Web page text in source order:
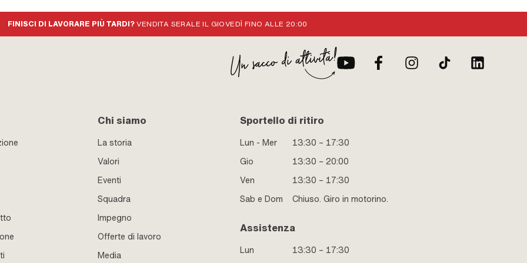
FINISCI DI LAVORARE PIÙ TARDI?VENDITA SERALE IL GIOVEDÌ FINO ALLE 20:00
Chi siamo
La storia
Valori
Eventi
Squadra
Impegno
Offerte di lavoro
Media
Sportello di ritiro
Lun - Mer
13:30 – 17:30
Gio
13:30 – 20:00
Ven
13:30 – 17:30
Sab e Dom
Chiuso. Giro in motorino.
Assistenza
Lun 13:30 – 17:30